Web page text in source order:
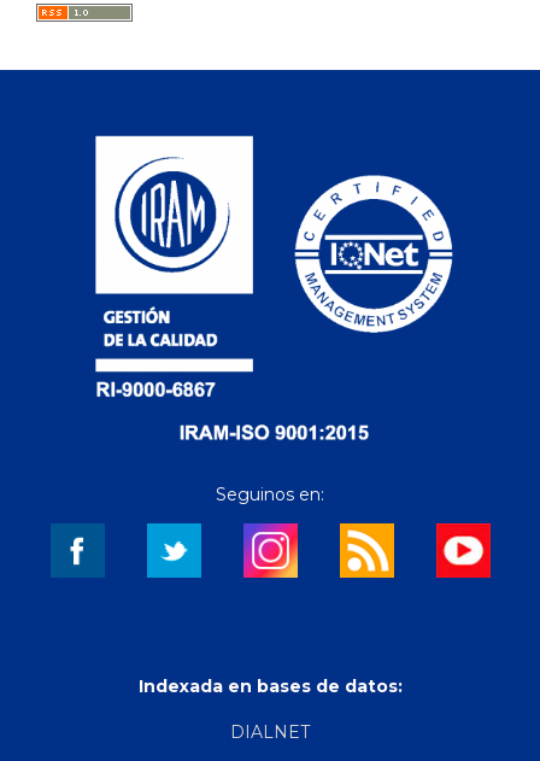
Seguinos en:
Indexada en bases de datos:
DIALNET